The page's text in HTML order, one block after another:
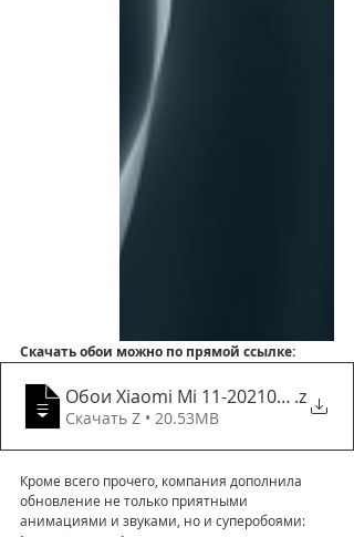
Скачать обои можно по прямой ссылке:
Обои Xiaomi Mi 11- .z
Скачать Z • 20.53MB
Кроме всего прочего, компания дополнила
обновление не только приятными
анимациями и звуками, но и суперобоями: